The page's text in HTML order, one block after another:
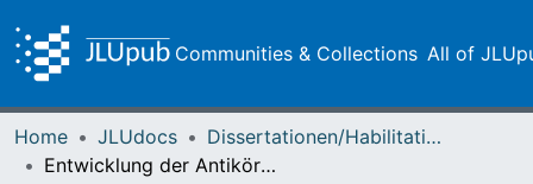
Communities & Collections All of
Home JLUdocs
Dissertationen/Habilitationen
Entwicklung der Antikörpertiter nach Impfung mit einer BVD-Lebendvakzine bei Kühen mit hoher und bei solchen mit niedrigerer Milchleistung